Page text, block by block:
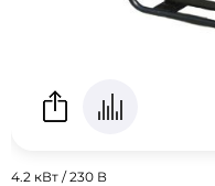
4.2 кВт / 230 В